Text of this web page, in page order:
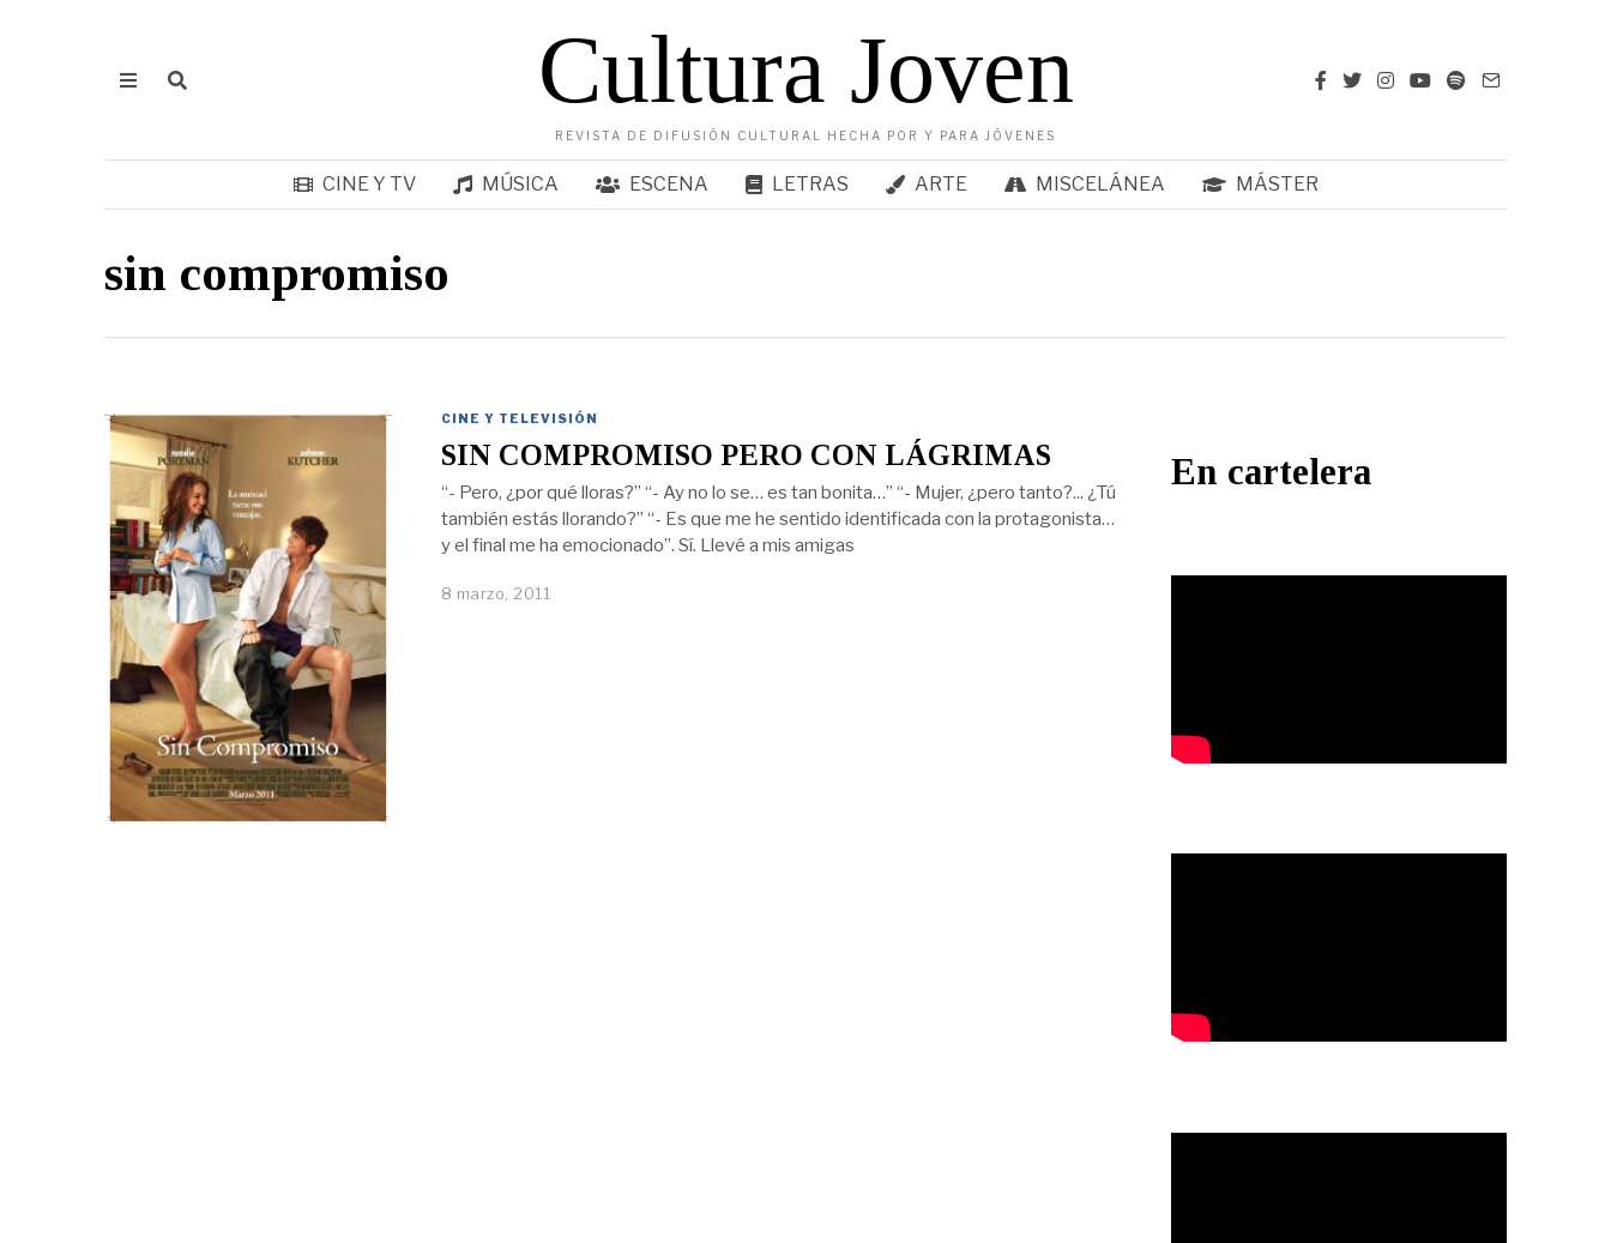
Cultura Joven
REVISTA DE DIFUSIÓN CULTURAL HECHA POR Y PARA JÓVENES
CINE Y TV MÚSICA ESCENA LETRAS ARTE MISCELÁNEA MÁSTER
sin compromiso
CINE Y TELEVISIÓN
SIN COMPROMISO PERO CON LÁGRIMAS
“- Pero, ¿por qué lloras?” “- Ay no lo se… es tan bonita…” “- Mujer, ¿pero tanto?... ¿Tú
también estás llorando?” “- Es que me he sentido identificada con la protagonista…
y el final me ha emocionado”. Sí. Llevé a mis amigas
8 marzo, 2011
En cartelera